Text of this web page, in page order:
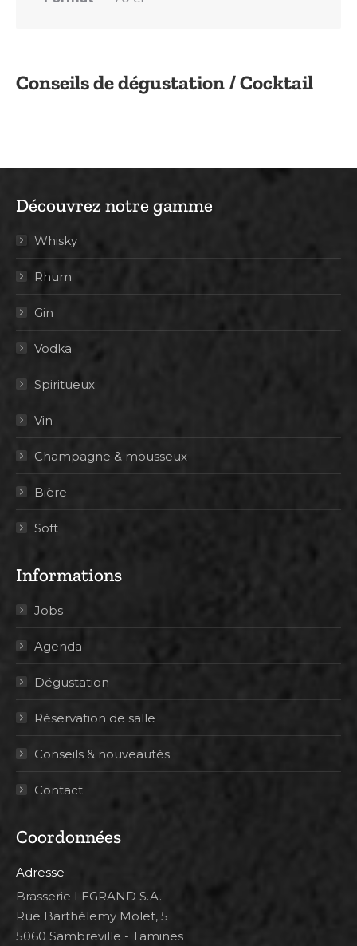
Conseils de dégustation / Cocktail
Découvrez notre gamme
Whisky
Rhum
Gin
Vodka
Spiritueux
Vin
Champagne & mousseux
Bière
Soft
Informations
Jobs
Agenda
Dégustation
Réservation de salle
Conseils & nouveautés
Contact
Coordonnées
Adresse
Brasserie LEGRAND S.A.
Rue Barthélemy Molet, 5
5060 Sambreville - Tamines